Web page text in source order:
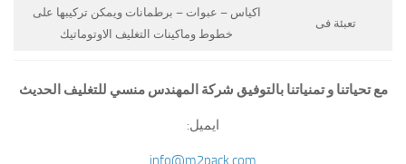
تعبئة فى
اكياس – عبوات – برطمانات ويمكن تركيبها على
خطوط وماكينات التغليف الاوتوماتيك
مع تحياتنا و تمنياتنا بالتوفيق شركة المهندس منسي للتغليف الحديث
ايميل:
info@m2pack.com